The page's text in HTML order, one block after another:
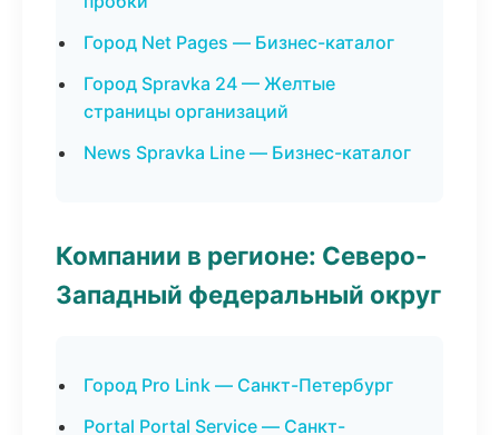
Город Net Pages — Бизнес-каталог
Город Spravka 24 — Желтые
страницы организаций
News Spravka Line — Бизнес-каталог
Компании в регионе: Северо-
Западный федеральный округ
Город Pro Link — Санкт-Петербург
Portal Portal Service — Санкт-